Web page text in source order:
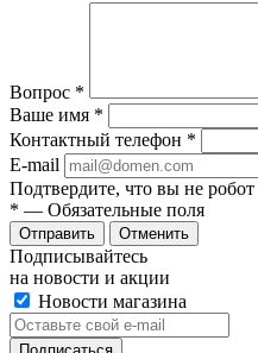
Вопрос *
Ваше имя *
Контактный телефон *
E-mail
Подтвердите, что вы не робот
* — Обязательные поля
Отменить
Подписывайтесь
на новости и акции
Новости магазина